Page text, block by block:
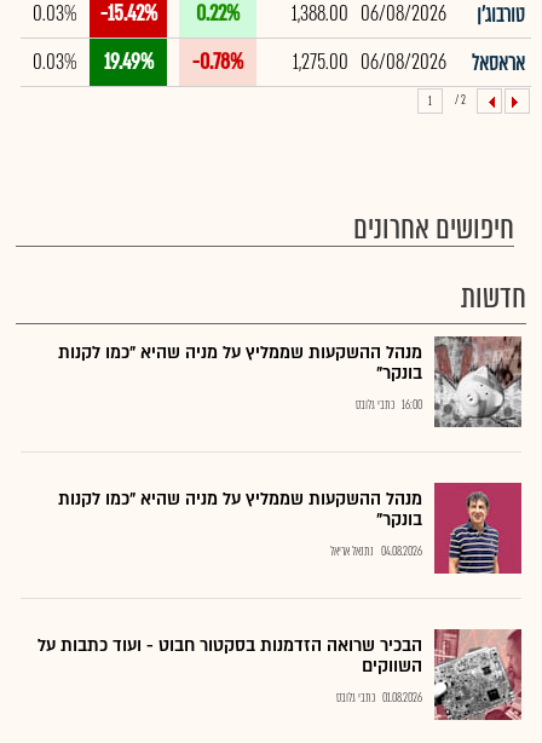
טורבוג'ן
06/08/2026
1,388.00
0.22%
-15.42%
0.03%
אראסאל
06/08/2026
1,275.00
-0.78%
19.49%
0.03%
2 /
1
חיפושים אחרונים
חדשות
מנהל ההשקעות שממליץ על מניה שהיא "כמו לקנות
בונקר"
16:00 כתבי גלובס
מנהל ההשקעות שממליץ על מניה שהיא "כמו לקנות
בונקר"
04.08.2026 נתנאל אריאל
הבכיר שרואה הזדמנות בסקטור חבוט - ועוד כתבות על
השווקים
01.08.2026 כתבי גלובס